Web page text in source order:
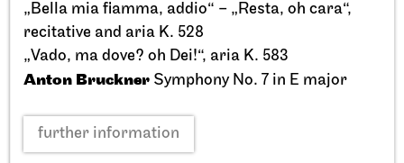
„Bella mia fiamma, addio“ – „Resta, oh cara“,
recitative and aria K. 528
„Vado, ma dove? oh Dei!“, aria K. 583
Anton Bruckner Symphony No. 7 in E major
further information
11.09.2026
17:00